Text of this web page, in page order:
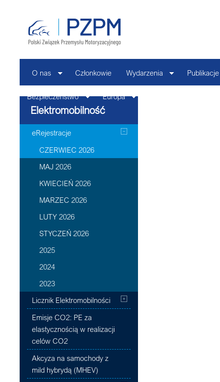
O nas Członkowie Wydarzenia Publikacje
Bezpieczeństwo Europa
Elektromobilność
eRejestracje
CZERWIEC 2026
MAJ 2026
KWIECIEŃ 2026
MARZEC 2026
LUTY 2026
STYCZEŃ 2026
2025
2024
2023
Licznik Elektromobilności
Emisje CO2: PE za
elastycznością w realizacji
celów CO2
Akcyza na samochody z
mild hybrydą (MHEV)